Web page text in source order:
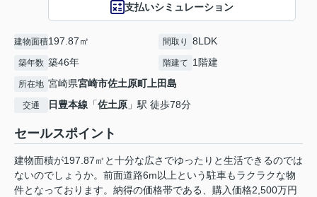
支払いシミュレーション
建物面積197.87㎡ 間取り 8LDK
築年数 築46年 階建て 1階建
所在地 宮崎県宮崎市佐土原町上田島
交通 日豊本線 「佐土原 」駅 徒歩78分
セールスポイント
建物面積が197.87㎡と十分な広さでゆったりと生活できるのでは
ないのでしょうか。前面道路6m以上という駐車もラクラクな物
件となっております。納得の価格帯である、購入価格2,500万円